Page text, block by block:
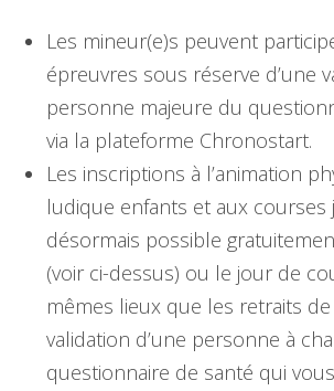
Les mineur(e)s peuvent
épreuvres sous réserve d’une
personne majeure du
via la plateforme Chronostart.
Les inscriptions à l’animation
ludique enfants et aux courses
désormais possible
(voir ci-dessus) ou le jour de
mêmes lieux que les retraits
validation d’une personne à
questionnaire de santé qui